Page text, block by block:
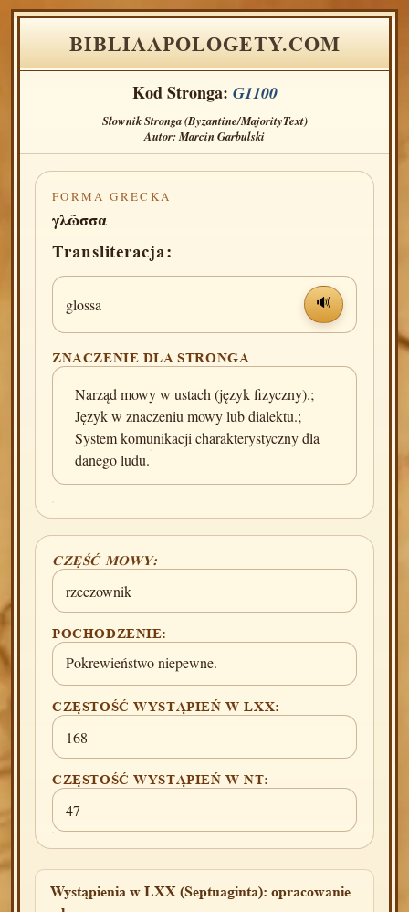
BIBLIAAPOLOGETY.COM
Kod Stronga: G1100
Słownik Stronga (Byzantine/MajorityText)
Autor: Marcin Garbulski
FORMA GRECKA
γλῶσσα
Transliteracja:
glossa 🔊
ZNACZENIE DLA STRONGA
Narząd mowy w ustach (język fizyczny).;
Język w znaczeniu mowy lub dialektu.;
System komunikacji charakterystyczny dla
danego ludu.
CZĘŚĆ MOWY:
rzeczownik
POCHODZENIE:
Pokrewieństwo niepewne.
CZĘSTOŚĆ WYSTĄPIEŃ W LXX:
168
CZĘSTOŚĆ WYSTĄPIEŃ W NT:
47
Wystąpienia w LXX (Septuaginta): opracowanie